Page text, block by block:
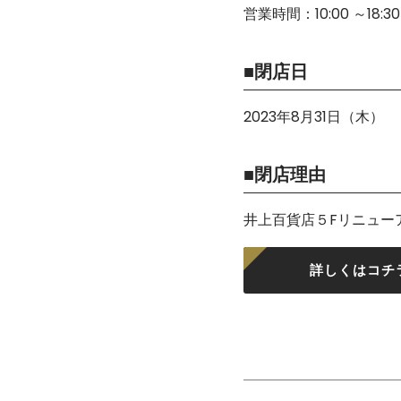
営業時間：10:00 ～18:30
■閉店日
2023年8月31日（木）
■閉店理由
井上百貨店５Fリニュー
詳しくはコチ